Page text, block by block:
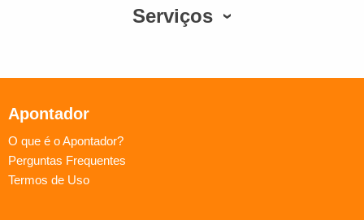
Serviços
Apontador
O que é o Apontador?
Perguntas Frequentes
Termos de Uso